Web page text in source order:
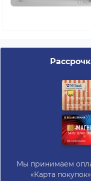
Мы принимаем
«Карта